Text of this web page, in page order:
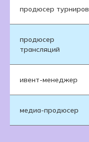
продюсер турниров
продюсер
трансляций
ивент-менеджер
медиа-продюсер